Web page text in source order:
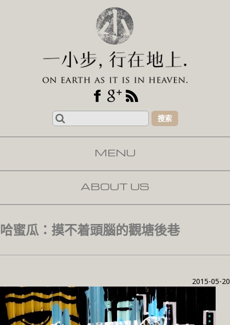
Search
for:
MENU
SKIP TO CONTENT
ABOUT US
哈蜜瓜：摸不着頭腦的觀塘後巷
2015-05-20